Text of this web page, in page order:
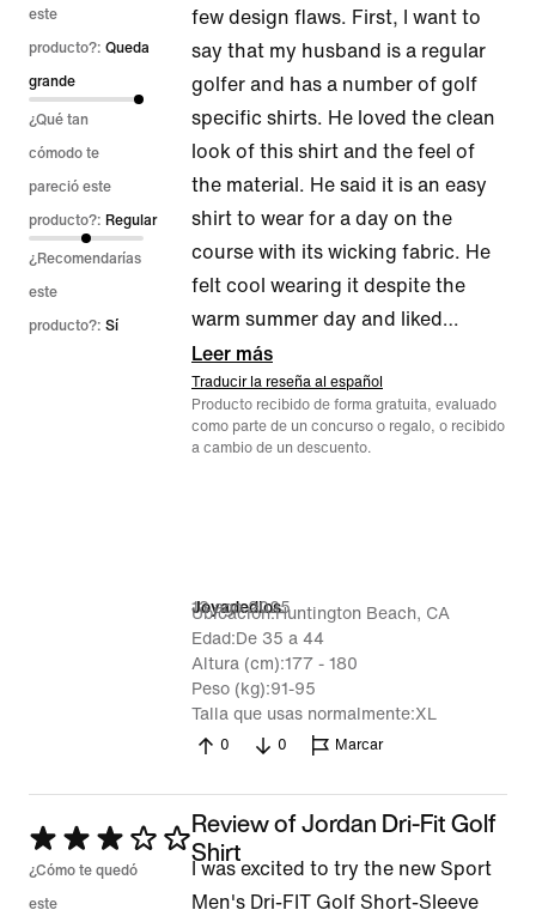
con
4
de
5
este
producto?: Queda
grande
¿Qué tan
cómodo te
pareció este
producto?: Regular
¿Recomendarías
este
producto?: Sí
few design flaws. First, I want to
say that my husband is a regular
golfer and has a number of golf
specific shirts. He loved the clean
look of this shirt and the feel of
the material. He said it is an easy
shirt to wear for a day on the
course with its wicking fabric. He
felt cool wearing it despite the
warm summer day and liked …
Leer más
Traducir la reseña al español
Producto recibido de forma gratuita, evaluado
como parte de un concurso o regalo, o recibido
a cambio de un descuento.
Joyadedios
13 ago 2025
Ubicación Huntington Beach, CA
Edad De 35 a 44
Altura (cm) 177 - 180
Peso (kg) 91-95
Talla que usas normalmente XL
0 0 Marcar
Se
calificó
con
¿Cómo te quedó
este
Review of Jordan Dri-Fit Golf
Shirt
I was excited to try the new Sport
Men's Dri-FIT Golf Short-Sleeve